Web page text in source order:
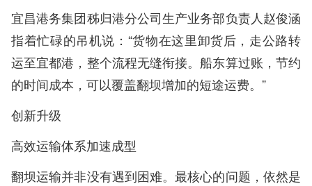
宜昌港务集团秭归港分公司生产业务部负责人赵俊涵
指着忙碌的吊机说：“货物在这里卸货后，走公路转
运至宜都港，整个流程无缝衔接。船东算过账，节约
的时间成本，可以覆盖翻坝增加的短途运费。”
创新升级
高效运输体系加速成型
翻坝运输并非没有遇到困难。最核心的问题，依然是